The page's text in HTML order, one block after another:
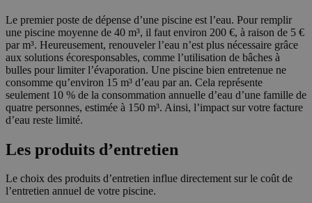
Le premier poste de dépense d’une piscine est l’eau. Pour remplir
une piscine moyenne de 40 m³, il faut environ 200 €, à raison de 5 €
par m³. Heureusement, renouveler l’eau n’est plus nécessaire grâce
aux solutions écoresponsables, comme l’utilisation de bâches à
bulles pour limiter l’évaporation. Une piscine bien entretenue ne
consomme qu’environ 15 m³ d’eau par an. Cela représente
seulement 10 % de la consommation annuelle d’eau d’une famille de
quatre personnes, estimée à 150 m³. Ainsi, l’impact sur votre facture
d’eau reste limité.
Les produits d’entretien
Le choix des produits d’entretien influe directement sur le coût de
l’entretien annuel de votre piscine.